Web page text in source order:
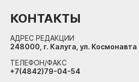
КОНТАКТЫ
АДРЕС РЕДАКЦИИ
248000, г. Калуга, ул.
ТЕЛЕФОН/ФАКС
+7(4842)79-04-54